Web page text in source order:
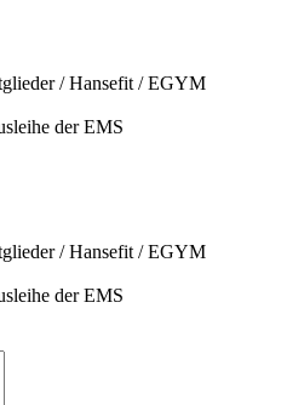
/ Hansefit / EGYM
der EMS
/ Hansefit / EGYM
der EMS